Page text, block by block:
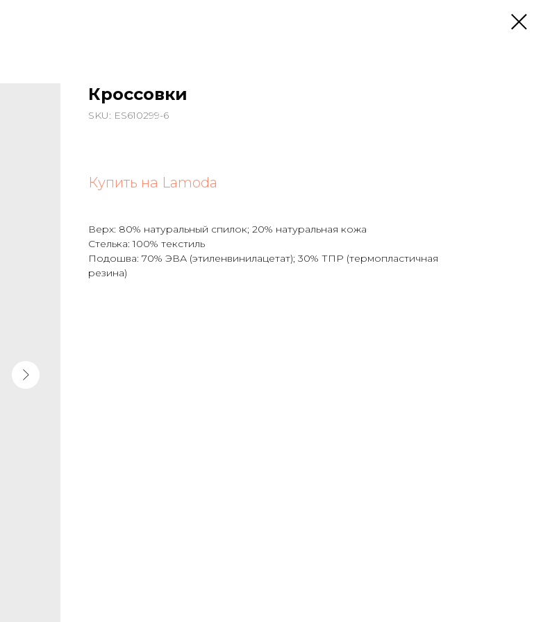
Кроссовки
SKU: ES610299-6
Купить на Lamoda
Верх: 80% натуральный спилок; 20% натуральная кожа
Стелька: 100% текстиль
Подошва: 70% ЭВА (этиленвинилацетат); 30% ТПР (термопластичная
резина)